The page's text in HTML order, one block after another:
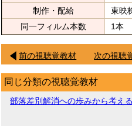
制作・配給
東映
同一フィルム本数
1本
前の視聴覚教材 次の視聴
同じ分類の視聴覚教材
部落差別解消への歩みから考える